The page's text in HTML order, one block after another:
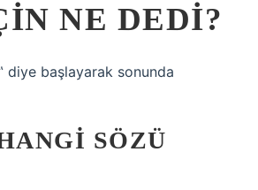
NE DEDI?
diye başlayarak sonunda
SÖZÜ